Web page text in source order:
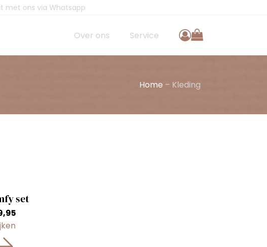
ons via Whatsapp
Over ons Service
Home – Kleding
set